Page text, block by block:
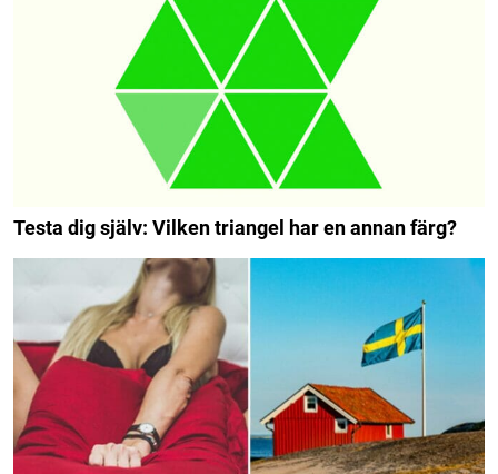
Testa dig själv: Vilken triangel har en annan färg?